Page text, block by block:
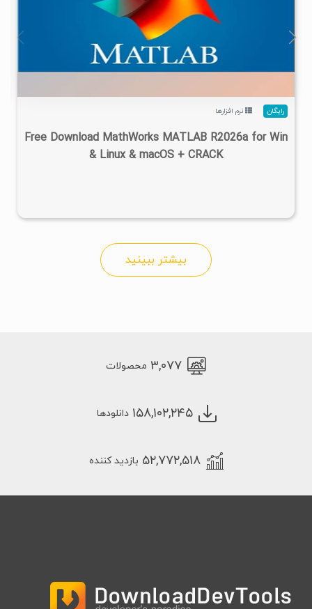
۱/۲۲M ۱۴۰۵/۰۲/۲۴
رایگان نرم افزارها
Free Download MathWorks MATLAB R2026a for Win
& Linux & macOS + CRACK
بیشتر ببینید
۳,۰۷۷ محصولات
۱۵۸,۱۰۲,۲۴۵ دانلودها
۵۲,۷۷۲,۵۱۸ بازدید کننده